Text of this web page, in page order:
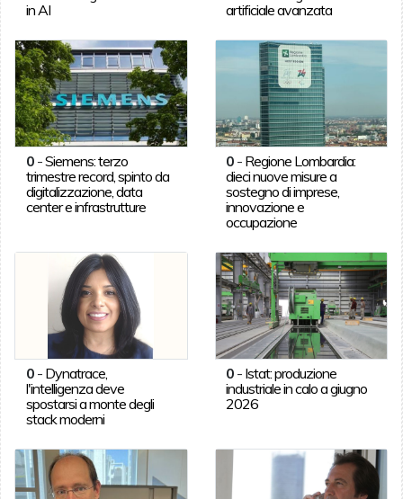
in AI
artificiale avanzata
0-Siemens: terzo
trimestre record, spinto da
digitalizzazione, data
center e infrastrutture
0 - Regione Lombardia:
dieci nuove misure a
sostegno di imprese,
innovazione e
occupazione
0- Dynatrace,
l'intelligenza deve
spostarsi a monte degli
stack moderni
0 - Istat: produzione
industriale in calo a giugno
2026